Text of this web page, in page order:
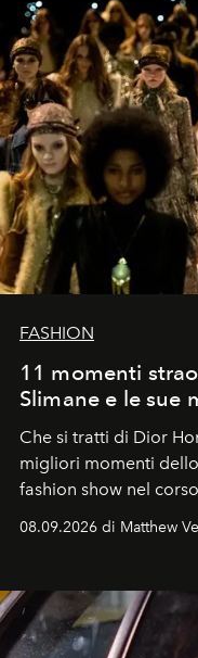
FASHION
11 momenti
Slimane e le sue
Che si tratti di Dior
migliori momenti
fashion show nel
08.09.2026 di Matthew